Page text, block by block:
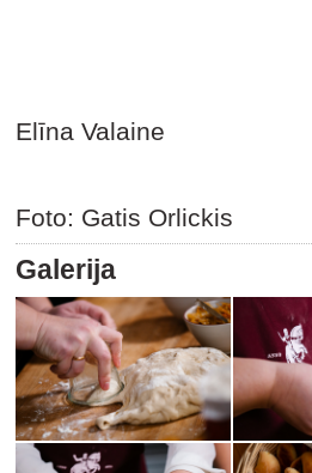
Elīna Valaine
Foto: Gatis Orlickis
Galerija